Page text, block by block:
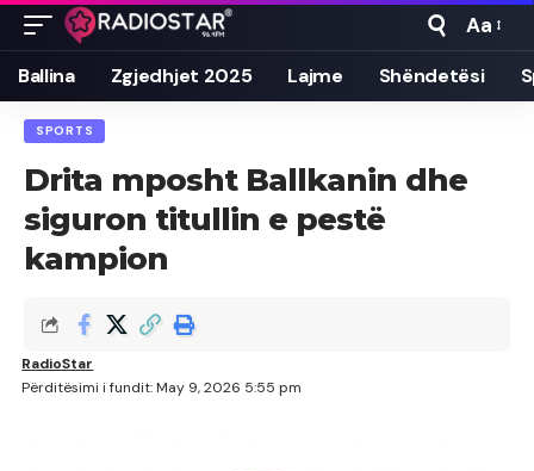
Font
Resizer
Aa
Ballina Zgjedhjet 2025 Lajme Shëndetësi
SPORTS
Drita mposht Ballkanin dhe
siguron titullin e pestë
kampion
Përditësimi i fundit: May 9, 2026 5:55 pm
RadioStar